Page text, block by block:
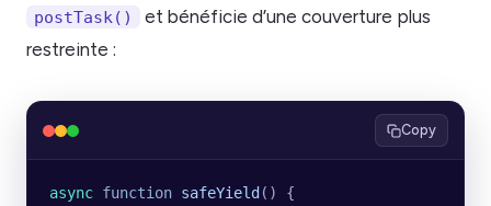
postTask()
et bénéficie d’une couverture plus
restreinte :
Copy
async function safeYield () {